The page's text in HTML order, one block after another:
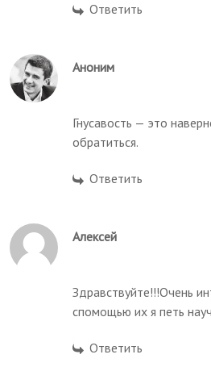
Ответить
Аноним
Гнусавость — это
обратиться.
Ответить
Алексей
Здравствуйте!!!Очень
спомощью их я петь
Ответить